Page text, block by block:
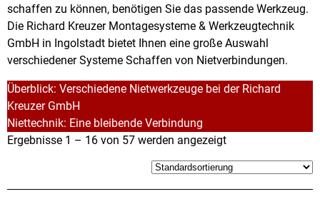
schaffen zu können, benötigen Sie das passende Werkzeug.
Die Richard Kreuzer Montagesysteme & Werkzeugtechnik
GmbH in Ingolstadt bietet Ihnen eine große Auswahl
verschiedener Systeme Schaffen von Nietverbindungen.
Überblick: Verschiedene Nietwerkzeuge bei der Richard
Kreuzer GmbH
Niettechnik: Eine bleibende Verbindung
Ergebnisse 1 – 16 von 57 werden angezeigt